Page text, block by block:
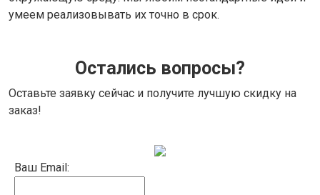
умеем реализовывать их точно в срок.
Остались вопросы?
Оставьте заявку сейчас и получите лучшую скидку на
заказ!
Ваш Email: